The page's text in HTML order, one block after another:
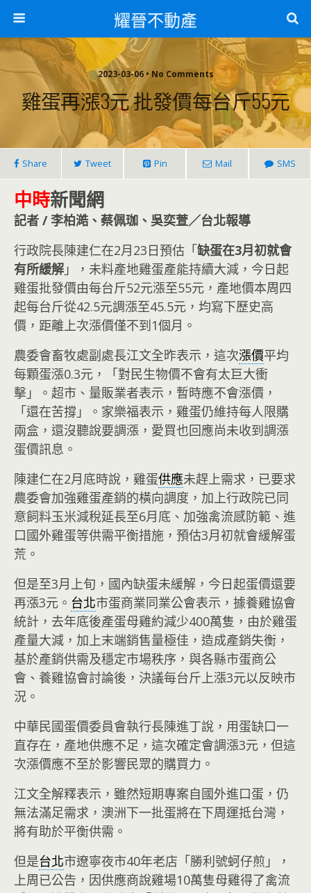
耀晉不動產
2023-03-06 • No Comments
雞蛋再漲3元 批發價每台斤55元
Share Tweet Pin Mail SMS
中時新聞網
記者 / 李柏澔、蔡佩珈、吳奕萱／台北報導
行政院長陳建仁在2月23日預估「缺蛋在3月初就會
有所緩解 」，未料產地雞蛋產能持續大減，今日起
雞蛋批發價由每台斤52元漲至55元，產地價本周四
起每台斤從42.5元調漲至45.5元，均寫下歷史高
價，距離上次漲價僅不到1個月。
農委會畜牧處副處長江文全昨表示，這次漲價平均
每顆蛋漲0.3元，「對民生物價不會有太巨大衝
擊」。超市、量販業者表示，暫時應不會漲價，
「還在苦撐」。家樂福表示，雞蛋仍維持每人限購
兩盒，還沒聽說要調漲，愛買也回應尚未收到調漲
蛋價訊息。
陳建仁在2月底時說，雞蛋供應未趕上需求，已要求
農委會加強雞蛋產銷的橫向調度，加上行政院已同
意飼料玉米減稅延長至6月底、加強禽流感防範、進
口國外雞蛋等供需平衡措施，預估3月初就會緩解蛋
荒。
但是至3月上旬，國內缺蛋未緩解，今日起蛋價還要
再漲3元。 台北市蛋商業同業公會表示，據養雞協會
統計，去年底後產蛋母雞約減少400萬隻，由於雞蛋
產量大減，加上末端銷售量極佳，造成產銷失衡，
基於產銷供需及穩定市場秩序，與各縣市蛋商公
會、養雞協會討論後，決議每台斤上漲3元以反映市
況。
中華民國蛋價委員會執行長陳進丁說，用蛋缺口一
直存在，產地供應不足，這次確定會調漲3元，但這
次漲價應不至於影響民眾的購買力。
江文全解釋表示，雖然短期專案自國外進口蛋，仍
無法滿足需求，澳洲下一批蛋將在下周運抵台灣，
將有助於平衡供需。
但是台北市遼寧夜市40年老店「勝利號蚵仔煎」，
上周已公告，因供應商說雞場10萬隻母雞得了禽流